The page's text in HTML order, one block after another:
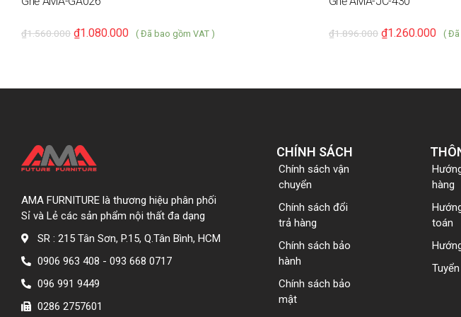
1.560.000
₫ 1.080.000
₫ ( Đã bao gồm VAT ) 1.896.000
₫ 1.260.000
₫ ( Đã
AMA FURNITURE là thương hiệu phân phối
Sỉ và Lẻ các sản phẩm nội thất đa dạng
SR : 215 Tân Sơn, P.15, Q.Tân Bình, HCM
0906 963 408 - 093 668 0717
096 991 9449
0286 2757601
CHÍNH SÁCH
Chính sách vận
chuyển
Chính sách đổi
trả hàng
Chính sách bảo
hành
Chính sách bảo
mật
hàng
toán